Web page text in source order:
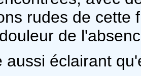
rudes de cette
de
aussi éclairant